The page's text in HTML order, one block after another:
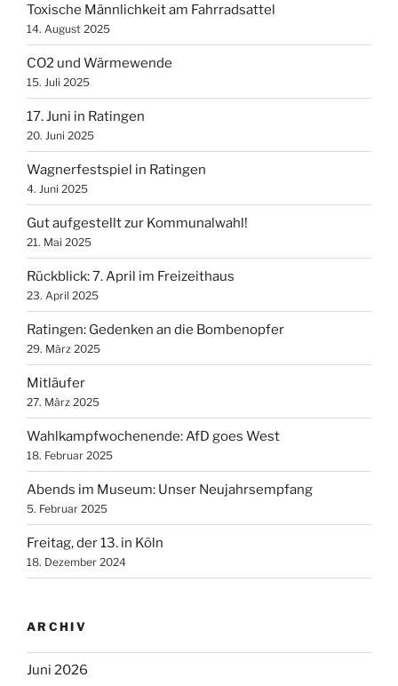
Toxische Männlichkeit am Fahrradsattel
14. August 2025
CO2 und Wärmewende
15. Juli 2025
17. Juni in Ratingen
20. Juni 2025
Wagnerfestspiel in Ratingen
4. Juni 2025
Gut aufgestellt zur Kommunalwahl!
21. Mai 2025
Rückblick: 7. April im Freizeithaus
23. April 2025
Ratingen: Gedenken an die Bombenopfer
29. März 2025
Mitläufer
27. März 2025
Wahlkampfwochenende: AfD goes West
18. Februar 2025
Abends im Museum: Unser Neujahrsempfang
5. Februar 2025
Freitag, der 13. in Köln
18. Dezember 2024
ARCHIV
Juni 2026